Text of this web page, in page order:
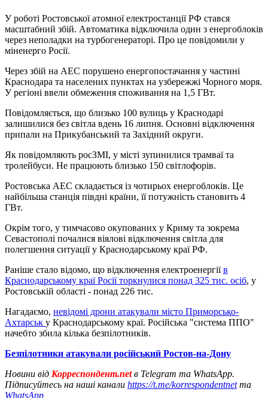
У роботі Ростовської атомної електростанції РФ стався
масштабний збій. Автоматика відключила один з енергоблоків
через неполадки на турбогенераторі. Про це повідомили у
міненерго Росії.
Через збій на АЕС порушено енергопостачання у частині
Краснодара та населених пунктах на узбережжі Чорного моря.
У регіоні ввели обмеження споживання на 1,5 ГВт.
Повідомляється, що близько 100 вулиць у Краснодарі
залишилися без світла вдень 16 липня. Основні відключення
припали на Прикубанський та Західний округи.
Як повідомляють росЗМІ, у місті зупинилися трамваї та
тролейбуси. Не працюють близько 150 світлофорів.
Ростовська АЕС складається із чотирьох енергоблоків. Це
найбільша станція півдні країни, її потужність становить 4
ГВт.
Окрім того, у тимчасово окупованих у Криму та зокрема
Севастополі почалися віялові відключення світла для
полегшення ситуації у Краснодарському краї РФ.
Раніше стало відомо, що відключення електроенергіїв
Краснодарському краї Росії торкнулися понад 325 тис. осіб, у
Ростовській області - понад 226 тис.
Нагадаємо, невідомі дрони атакували місто Приморсько-
Ахтарськ у Краснодарському краї. Російська "система ППО"
начебто збила кілька безпілотників.
Безпілотники атакували російський Ростов-на-Дону
Новини від Корреспондент.netв Telegram та WhatsApp.
Підписуйтесь на наші канали https://t.me/korrespondentnetта
WhatsApp